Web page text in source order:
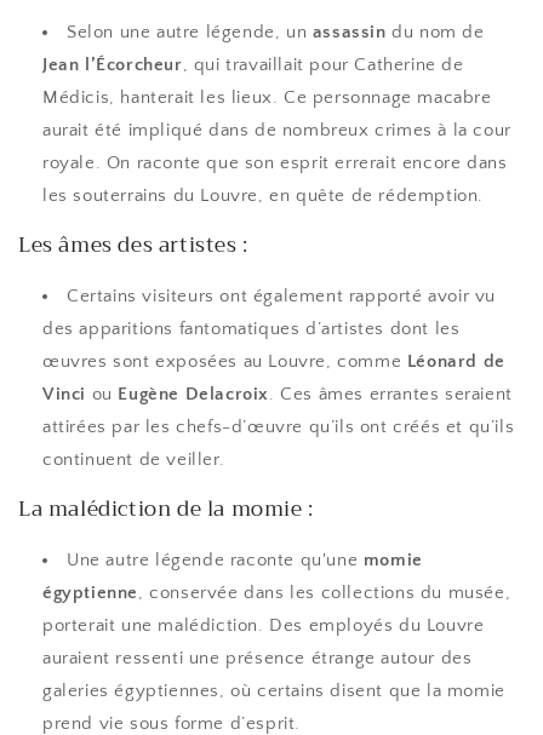
Selon une autre légende, un assassin du nom de
Jean l’Écorcheur, qui travaillait pour Catherine de
Médicis, hanterait les lieux. Ce personnage macabre
aurait été impliqué dans de nombreux crimes à la cour
royale. On raconte que son esprit errerait encore dans
les souterrains du Louvre, en quête de rédemption.
Les âmes des artistes :
Certains visiteurs ont également rapporté avoir vu
des apparitions fantomatiques d’artistes dont les
œuvres sont exposées au Louvre, comme Léonard de
Vinci ou Eugène Delacroix. Ces âmes errantes seraient
attirées par les chefs-d’œuvre qu’ils ont créés et qu’ils
continuent de veiller.
La malédiction de la momie :
Une autre légende raconte qu'une momie
égyptienne, conservée dans les collections du musée,
porterait une malédiction. Des employés du Louvre
auraient ressenti une présence étrange autour des
galeries égyptiennes, où certains disent que la momie
prend vie sous forme d’esprit.